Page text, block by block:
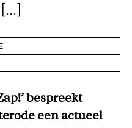
bespreekt
een actueel